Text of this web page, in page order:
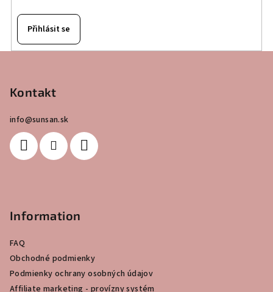
Přihlásit se
Kontakt
info@sunsan.sk
Information
FAQ
Obchodné podmienky
Podmienky ochrany osobných údajov
Affiliate marketing - provízny systém